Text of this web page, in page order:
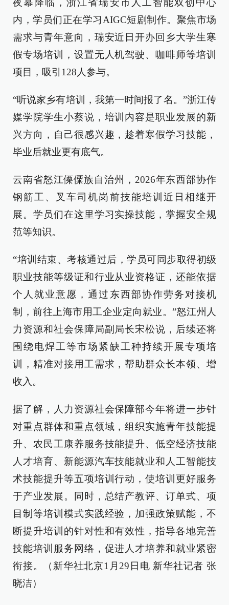
夜幕降临，浙江省瑞安市人工智能双创中心
内，学员们正在学习AIGC短剧制作。聚焦市场
需求与青年意向，瑞安近日开办回乡大学生寒
假专场培训，设置无人机驾驶、咖啡师等培训
项目，吸引128人参与。
“听说家乡有培训，我第一时间报了名。”浙江传
媒学院学生小蔡说，培训内容是职业发展的新
兴方向，自己很感兴趣，趁着寒假学习技能，
毕业后就业更有底气。
云南省怒江傈僳族自治州，2026年东西部协作
钢筋工、叉车司机岗前技能培训近日相继开
展。学员们在这里学习实操技能，掌握安全规
范等知识。
“培训结束、考核通过后，学员可同步取得初级
职业技能等级证和行业从业资格证，还能依据
个人就业意愿，通过东西部协作劳务对接机
制，前往上海市用工企业定向就业。”怒江州人
力资源和社会保障局副局长宋松说，后续还将
围绕电焊工等市场紧缺工种持续开展专项培
训，精准对接用工需求，帮助群众长本领、增
收入。
据了解，人力资源社会保障部今年将进一步针
对重点群体和重点领域，组织实施青年技能提
升、农民工康养服务技能提升、低空经济技能
人才培育、新能源汽车技能就业和人工智能技
术技能提升等五项培训行动，使培训更好服务
于产业发展。同时，总结产教评、订单式、项
目制等培训模式实践经验，加强政策赋能，不
断提升培训的针对性和有效性，指导各地完善
技能培训服务网络，促进人才培养和就业紧密
衔接。（新华社北京1月29日电 新华社记者 张
晓洁）